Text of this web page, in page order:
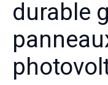
durable